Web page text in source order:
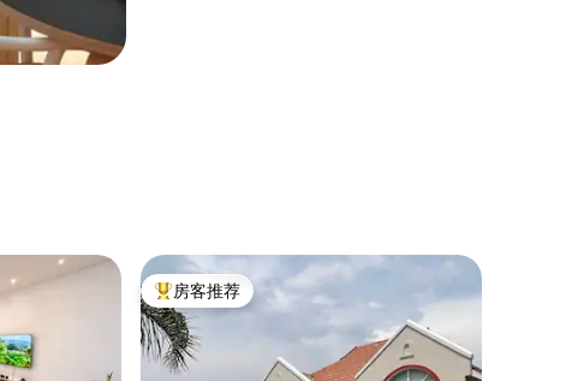
热门「房客推荐」
房客推荐